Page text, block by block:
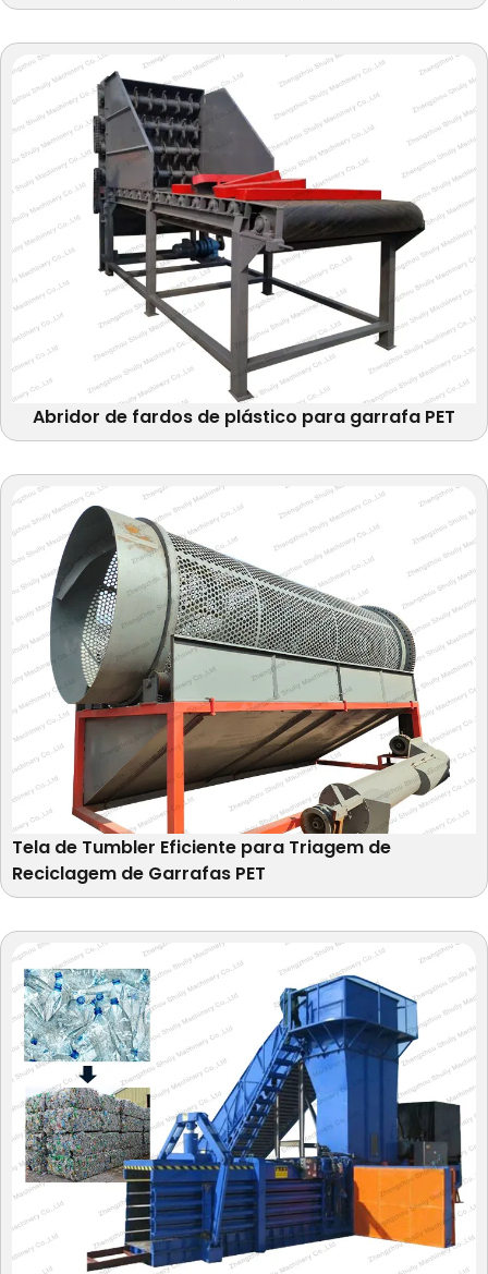
Abridor de fardos de plástico para garrafa PET
Tela de Tumbler Eficiente para Triagem de
Reciclagem de Garrafas PET